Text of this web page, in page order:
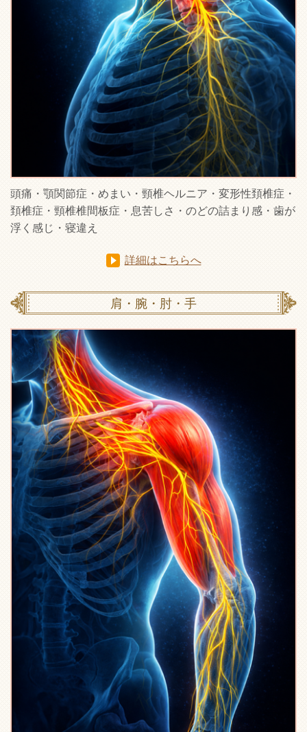
頭痛・顎関節症・めまい・頸椎ヘルニア・変形性頚椎症・
頚椎症・頸椎椎間板症・息苦しさ・のどの詰まり感・歯が
浮く感じ・寝違え
詳細はこちらへ
肩・腕・肘・手